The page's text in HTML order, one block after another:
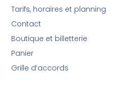
Tarifs, horaires et planning
Contact
Boutique et billetterie
Panier
Grille d’accords